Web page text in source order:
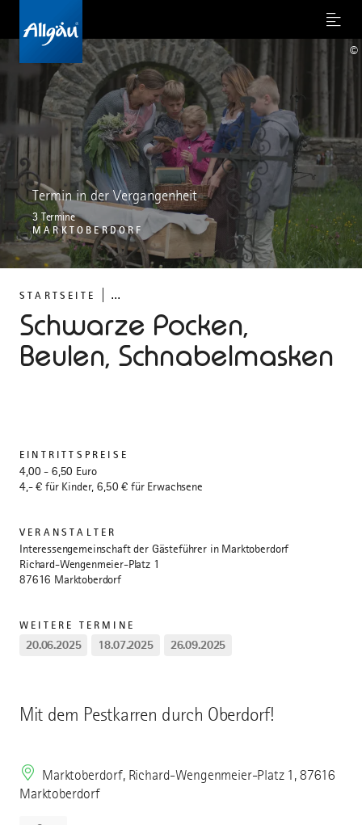
Menu
STARTSEITE ...
Schwarze Pocken,
Beulen, Schnabelmasken
Termin in der Vergangenheit
3 Termine
MARKTOBERDORF
©
Mit dem Pestkarren durch Oberdorf!
Marktoberdorf, Richard-Wengenmeier-Platz 1, 87616
Marktoberdorf
EINTRITTSPREISE
4,00 - 6,50 Euro
4,- € für Kinder, 6,50 € für Erwachsene
VERANSTALTER
Interessengemeinschaft der Gästeführer in Marktoberdorf
Richard-Wengenmeier-Platz 1
87616 Marktoberdorf
WEITERE TERMINE
20.06.2025 18.07.2025 26.09.2025